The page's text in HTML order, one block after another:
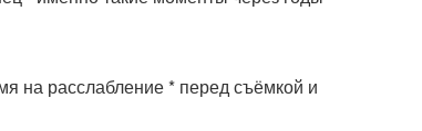
на расслабление * перед съёмкой и